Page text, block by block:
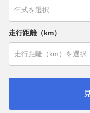
走行距離（km）